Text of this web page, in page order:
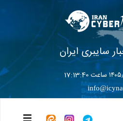
سایبری ایران